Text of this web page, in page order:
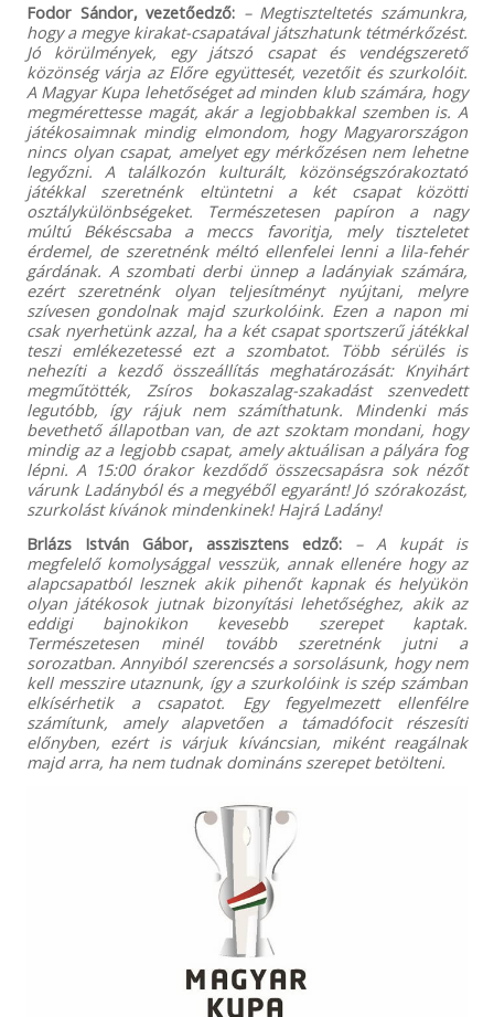
Fodor Sándor, vezetőedző: – Megtiszteltetés számunkra,
hogy a megye kirakat-csapatával játszhatunk tétmérkőzést.
Jó körülmények, egy játszó csapat és vendégszerető
közönség várja az Előre együttesét, vezetőit és szurkolóit.
A Magyar Kupa lehetőséget ad minden klub számára, hogy
megmérettesse magát, akár a legjobbakkal szemben is. A
játékosaimnak mindig elmondom, hogy Magyarországon
nincs olyan csapat, amelyet egy mérkőzésen nem lehetne
legyőzni. A találkozón kulturált, közönségszórakoztató
játékkal szeretnénk eltüntetni a két csapat közötti
osztálykülönbségeket. Természetesen papíron a nagy
múltú Békéscsaba a meccs favoritja, mely tiszteletet
érdemel, de szeretnénk méltó ellenfelei lenni a lila-fehér
gárdának. A szombati derbi ünnep a ladányiak számára,
ezért szeretnénk olyan teljesítményt nyújtani, melyre
szívesen gondolnak majd szurkolóink. Ezen a napon mi
csak nyerhetünk azzal, ha a két csapat sportszerű játékkal
teszi emlékezetessé ezt a szombatot. Több sérülés is
nehezíti a kezdő összeállítás meghatározását: Knyihárt
megműtötték, Zsíros bokaszalag-szakadást szenvedett
legutóbb, így rájuk nem számíthatunk. Mindenki más
bevethető állapotban van, de azt szoktam mondani, hogy
mindig az a legjobb csapat, amely aktuálisan a pályára fog
lépni. A 15:00 órakor kezdődő összecsapásra sok nézőt
várunk Ladányból és a megyéből egyaránt! Jó szórakozást,
szurkolást kívánok mindenkinek! Hajrá Ladány!
Brlázs István Gábor, asszisztens edző:
– A kupát is
megfelelő komolysággal vesszük, annak ellenére hogy az
alapcsapatból lesznek akik pihenőt kapnak és helyükön
olyan játékosok jutnak bizonyítási lehetőséghez, akik az
eddigi bajnokikon kevesebb szerepet kaptak.
Természetesen minél tovább szeretnénk jutni a
sorozatban. Annyiból szerencsés a sorsolásunk, hogy nem
kell messzire utaznunk, így a szurkolóink is szép számban
elkísérhetik a csapatot. Egy fegyelmezett ellenfélre
számítunk, amely alapvetően a támadófocit részesíti
előnyben, ezért is várjuk kíváncsian, miként reagálnak
majd arra, ha nem tudnak domináns szerepet betölteni.